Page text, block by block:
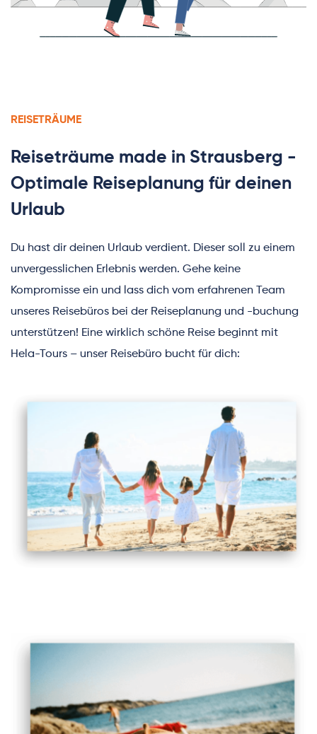
REISETRÄUME
Reiseträume made in Strausberg -
Optimale Reiseplanung für deinen
Urlaub
Du hast dir deinen Urlaub verdient. Dieser soll zu einem
unvergesslichen Erlebnis werden. Gehe keine
Kompromisse ein und lass dich vom erfahrenen Team
unseres Reisebüros bei der Reiseplanung und -buchung
unterstützen! Eine wirklich schöne Reise beginnt mit
Hela-Tours – unser Reisebüro bucht für dich: